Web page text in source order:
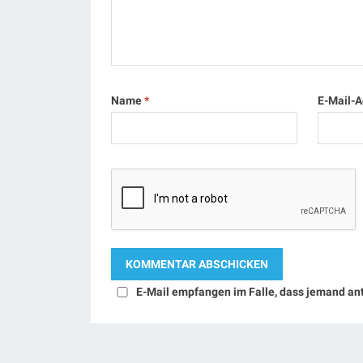
Name* E-Mail-
E-Mail empfangen im Falle, dass jemand